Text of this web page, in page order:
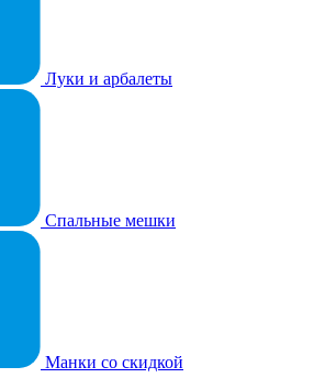
Луки и арбалеты
Спальные мешки
Манки со скидкой